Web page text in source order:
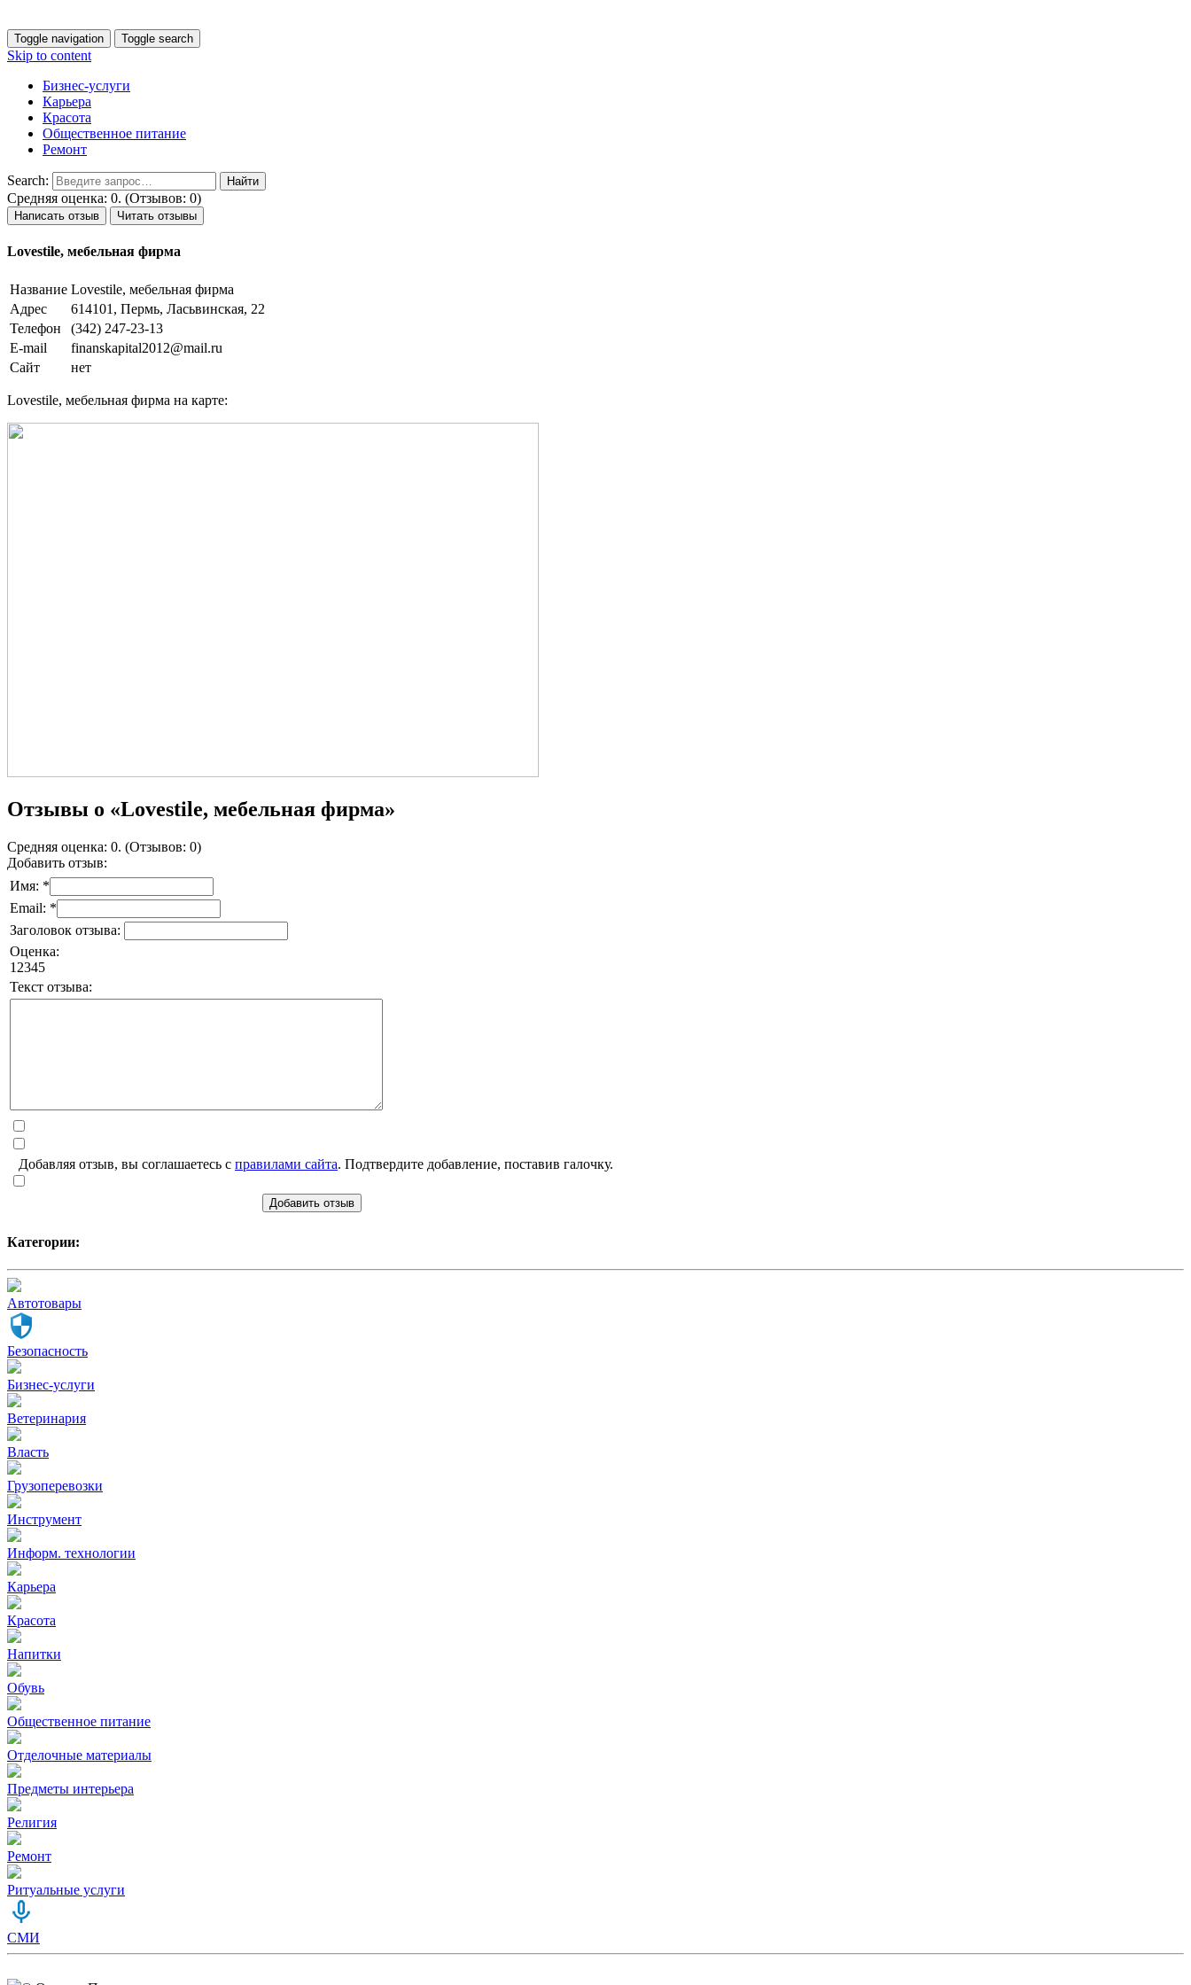
Toggle navigation Toggle search
Skip to content
Бизнес-услуги
Карьера
Красота
Общественное питание
Ремонт
Search:
Средняя оценка: 0. (Отзывов: 0)
Написать отзыв Читать отзывы
Lovestile, мебельная фирма
Название Lovestile, мебельная фирма
Адрес
614101, Пермь, Ласьвинская, 22
Телефон
(342) 247-23-13
E-mail
finanskapital2012@mail.ru
Сайт
нет
Lovestile, мебельная фирма на карте:
Отзывы о «Lovestile, мебельная фирма»
Средняя оценка: 0. (Отзывов: 0)
Добавить отзыв:
Имя: *
Email: *
Заголовок отзыва:
Оценка:
1 2345
Текст отзыва:
Добавляя отзыв, вы соглашаетесь с правилами сайта. Подтвердите добавление, поставив галочку.
Добавить отзыв
Категории:
Автотовары
Безопасность
Бизнес-услуги
Ветеринария
Власть
Грузоперевозки
Инструмент
Информ. технологии
Карьера
Красота
Напитки
Обувь
Общественное питание
Отделочные материалы
Предметы интерьера
Религия
Ремонт
Ритуальные услуги
СМИ